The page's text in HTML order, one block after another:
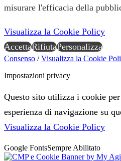
misurare l'efficacia della
Visualizza la Cookie Policy
AccettaRifiutaPersonalizza
Consenso /Visualizza la Cookie
Impostazioni privacy
Questo sito utilizza i cookie
esperienza di navigazione su
Visualizza la Cookie Policy
Google FontsSempre Abilitato